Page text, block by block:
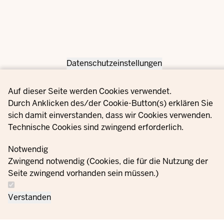
Privacy settings
Datenschutzeinstellungen
Auf dieser Seite werden Cookies verwendet.
Durch Anklicken des/der Cookie-Button(s) erklären Sie
sich damit einverstanden, dass wir Cookies verwenden.
Technische Cookies sind zwingend erforderlich.
Notwendig
Zwingend notwendig (Cookies, die für die Nutzung der
Seite zwingend vorhanden sein müssen.)
Verstanden